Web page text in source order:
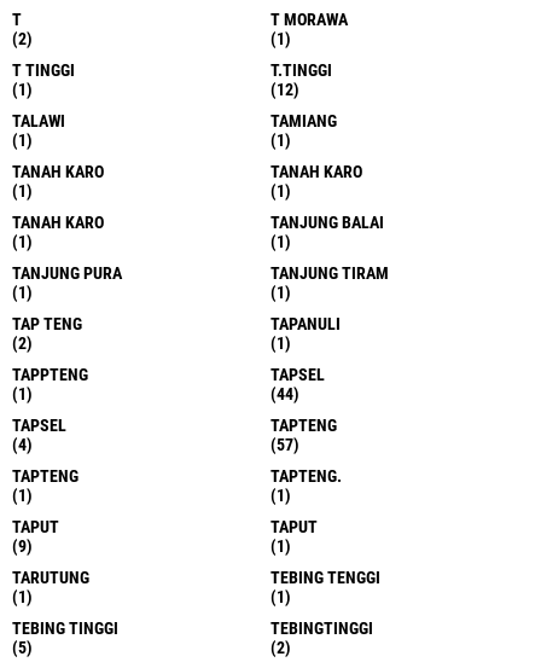
T
(2)
T MORAWA
(1)
T TINGGI
(1)
T.TINGGI
(12)
TALAWI
(1)
TAMIANG
(1)
TANAH KARO
(1)
TANAH KARO
(1)
TANAH KARO
(1)
TANJUNG BALAI
(1)
TANJUNG PURA
(1)
TANJUNG TIRAM
(1)
TAP TENG
(2)
TAPANULI
(1)
TAPPTENG
(1)
TAPSEL
(44)
TAPSEL
(4)
TAPTENG
(57)
TAPTENG
(1)
TAPTENG.
(1)
TAPUT
(9)
TAPUT
(1)
TARUTUNG
(1)
TEBING TENGGI
(1)
TEBING TINGGI
(5)
TEBINGTINGGI
(2)